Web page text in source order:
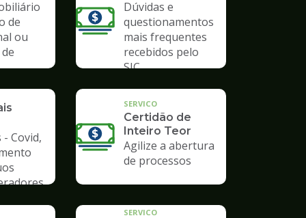
de
ou
Dúvidas e
questionamentos
mais frequentes
recebidos pelo
SIC
Covid,
SERVICO
Certidão de
Inteiro Teor
Agilize a abertura
de processos
SERVICO